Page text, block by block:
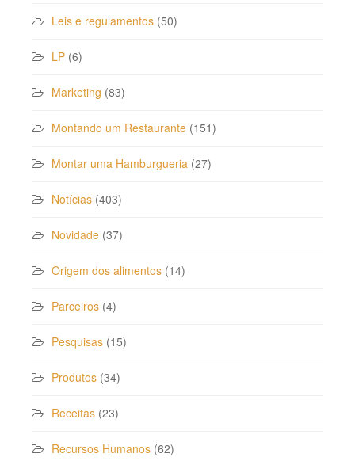
Leis e regulamentos (50)
LP (6)
Marketing (83)
Montando um Restaurante (151)
Montar uma Hamburgueria (27)
Notícias (403)
Novidade (37)
Origem dos alimentos (14)
Parceiros (4)
Pesquisas (15)
Produtos (34)
Receitas (23)
Recursos Humanos (62)